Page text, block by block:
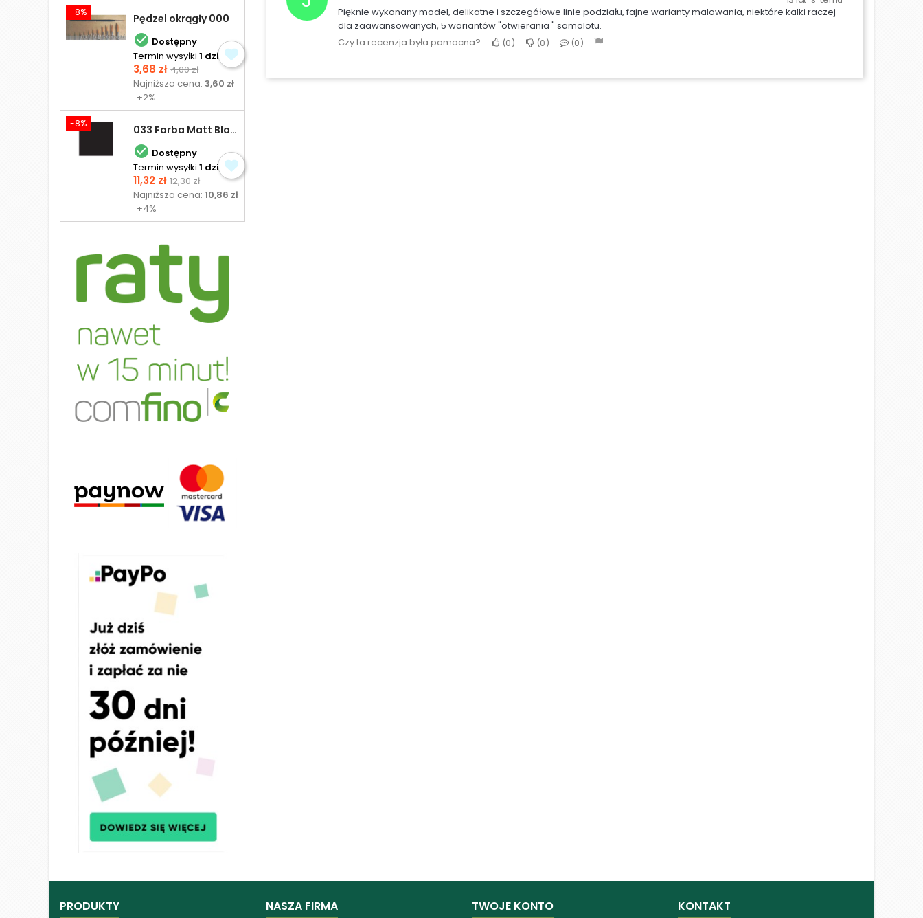
-8% Pędzel okrągły 000
 Dostępny
Termin wysyłki 1 dzień
Cena
3,68 zł Cena
podstawowa
4,00 zł
Najniższa cena:3,60 zł
+2%
-8% 033 Farba Matt Black - olejna
 Dostępny
Termin wysyłki 1 dzień
Cena
11,32 zł Cena
podstawowa
12,30 zł
Najniższa cena:10,86 zł
+4%
Pięknie wykonany model, delikatne i szczegółowe linie podziału, fajne warianty malowania, niektóre kalki raczej
dla zaawansowanych, 5 wariantów "otwierania " samolotu.
Czy ta recenzja była pomocna?
0 0 0
PRODUKTY NASZA FIRMA TWOJE KONTO KONTAKT